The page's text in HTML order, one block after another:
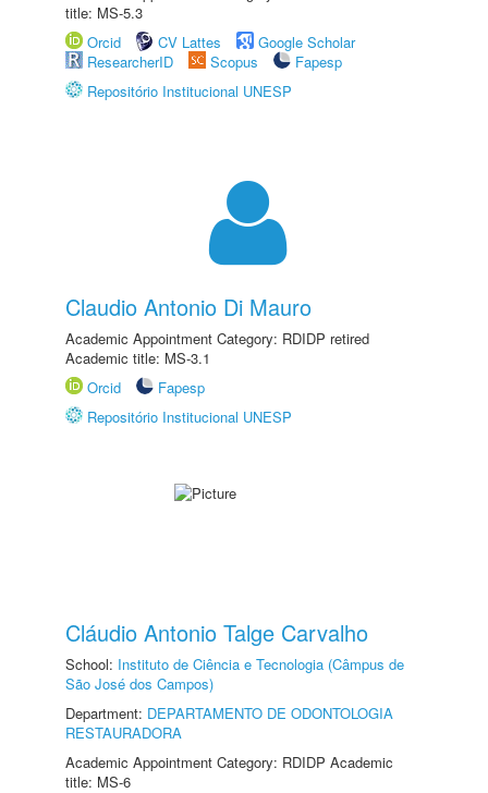
title: MS-5.3
Orcid
CV Lattes
Google Scholar
ResearcherID
Scopus
Fapesp
Repositório Institucional UNESP
Claudio Antonio Di Mauro
Academic Appointment Category: RDIDP retired
Academic title: MS-3.1
Orcid
Fapesp
Repositório Institucional UNESP
Cláudio Antonio Talge Carvalho
School: Instituto de Ciência e Tecnologia (Câmpus de
São José dos Campos)
Department: DEPARTAMENTO DE ODONTOLOGIA
RESTAURADORA
Academic Appointment Category: RDIDP Academic
title: MS-6